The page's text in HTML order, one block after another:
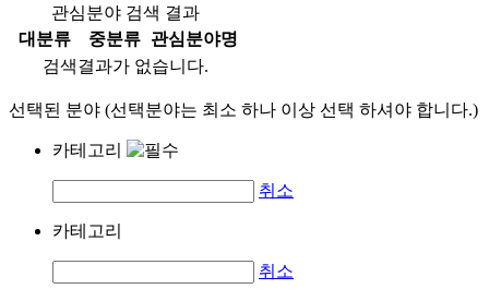
관심분야 검색 결과
대분류
중분류
관심분야명
검색결과가 없습니다.
선택된 분야 (선택분야는 최소 하나 이상 선택 하셔야 합니다.)
카테고리
취소
카테고리
취소